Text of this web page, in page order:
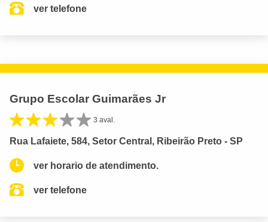
ver telefone
Grupo Escolar Guimarães Jr
3 aval.
Rua Lafaiete, 584, Setor Central, Ribeirão Preto - SP
ver horario de atendimento.
ver telefone